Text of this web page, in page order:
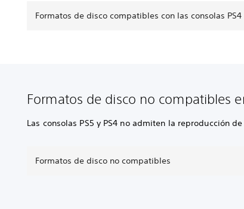
Formatos de disco compatibles con las consolas PS4
Formatos de disco no compatibles
Las consolas PS5 y PS4 no admiten la reproducción
Formatos de disco no compatibles